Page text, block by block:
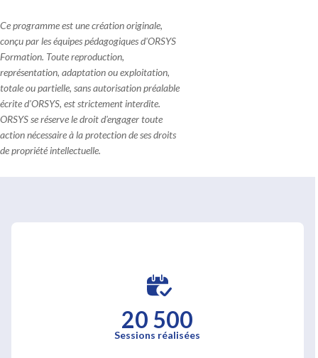
Ce programme est une création originale,
conçu par les équipes pédagogiques d'ORSYS
Formation. Toute reproduction,
représentation, adaptation ou exploitation,
totale ou partielle, sans autorisation préalable
écrite d'ORSYS, est strictement interdite.
ORSYS se réserve le droit d'engager toute
action nécessaire à la protection de ses droits
de propriété intellectuelle.
20 500
Sessions réalisées